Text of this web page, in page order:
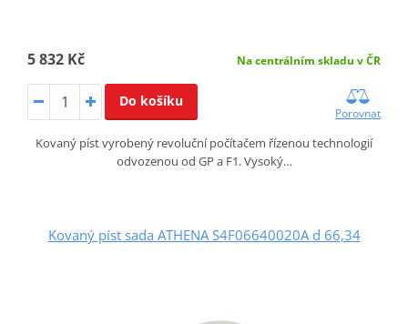
5 832 Kč Na centrálním skladu v ČR
Do košíku
Porovnat
Kovaný píst vyrobený revoluční počítačem řízenou technologií
odvozenou od GP a F1. Vysoký…
Kovaný píst sada ATHENA S4F06640020A d 66,34